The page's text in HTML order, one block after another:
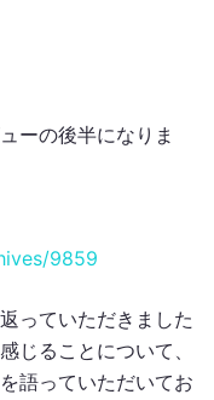
ーの後半になりま
9859
っていただきました
じることについて、
語っていただいてお